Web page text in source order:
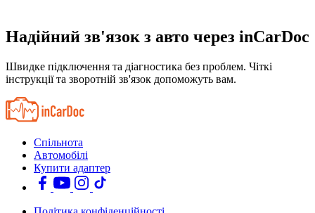
Надійний зв'язок з авто через inCarDoc
Швидке підключення та діагностика без проблем. Чіткі
інструкції та зворотній зв'язок допоможуть вам.
Спільнота
Автомобілі
Купити адаптер